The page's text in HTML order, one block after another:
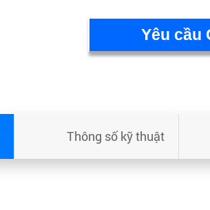
Thông số kỹ thuật